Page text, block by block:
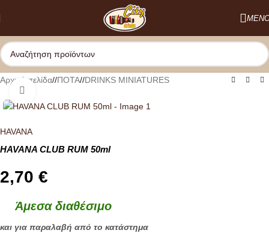
Αρχική σελίδα/ ΠΟΤΑ/ DRINKS MINIATURES
HAVANA
HAVANA CLUB RUM 50ml
2,70 €
Άμεσα διαθέσιμο
και για παραλαβή από το κατάστημα